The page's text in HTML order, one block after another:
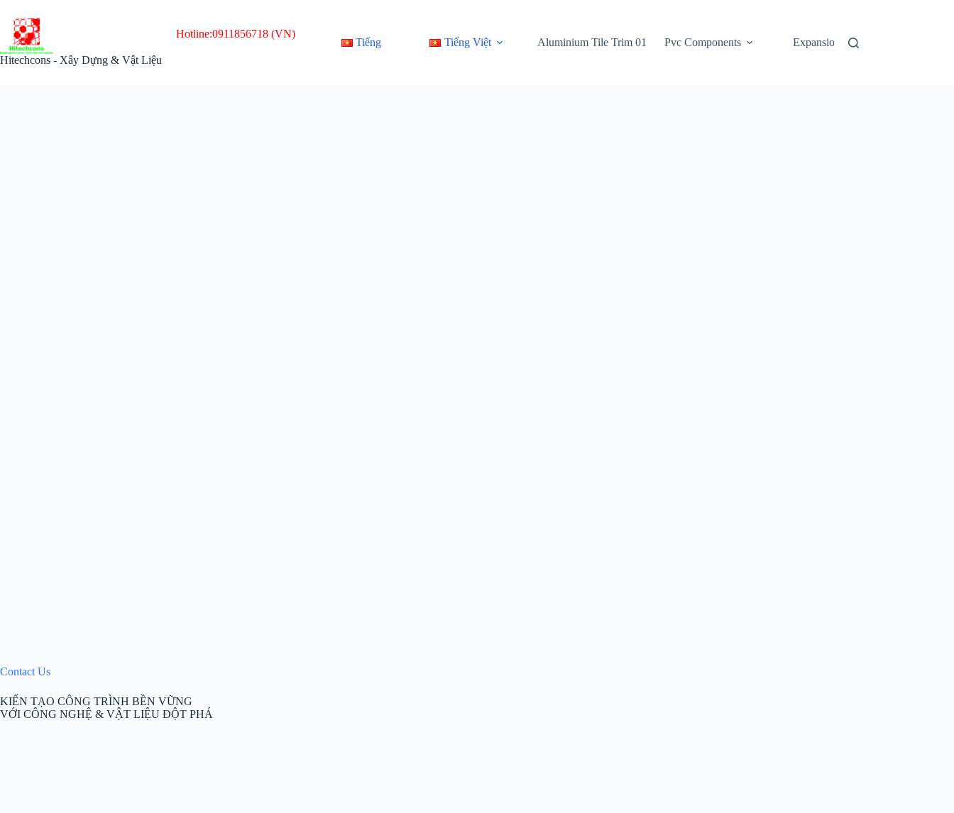
đến
phần
nội
dung
Hitechcons - Xây Dựng & Vật Liệu
Hotline:0911856718 (VN)
Tiếng Việt Sản Phẩm
Tiếng Việt Aluminium Tile Trim 01 Pvc Components Expansion Joint-Glide Plate Series
Contact Us
KIẾN TẠO CÔNG TRÌNH BỀN VỮNG
VỚI CÔNG NGHỆ & VẬT LIỆU ĐỘT PHÁ